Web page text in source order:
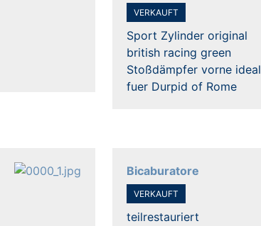
VERKAUFT
Sport Zylinder original
british racing green
Stoßdämpfer vorne ideal
fuer Durpid of Rome
Bicaburatore
VERKAUFT
teilrestauriert